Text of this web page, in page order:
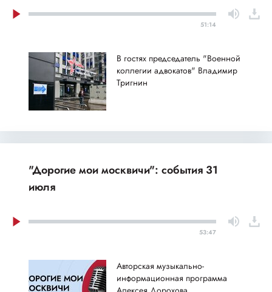
51:14
В гостях председатель "Военной
коллегии адвокатов" Владимир
Тригнин
"Дорогие мои москвичи": события 31
июля
53:47
Авторская музыкально-
информационная программа